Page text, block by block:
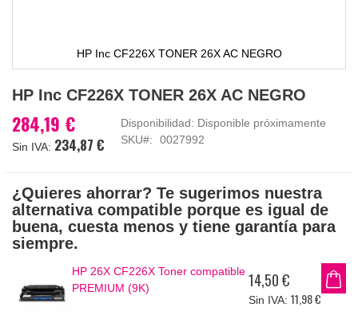
HP Inc CF226X TONER 26X AC NEGRO
al
de
la
imágenes
HP Inc CF226X TONER 26X AC NEGRO
284,19 €
234,87 €
Disponibilidad: Disponible próximamente
SKU
0027992
¿Quieres ahorrar? Te sugerimos nuestra
alternativa compatible porque es igual de
buena, cuesta menos y tiene garantía para
siempre.
HP 26X CF226X Toner compatible
PREMIUM (9K)
14,50 €
11,98 €